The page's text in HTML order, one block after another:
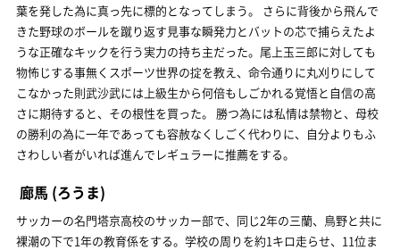
葉を発した為に真っ先に標的となってしまう。 さらに背後から飛んで
きた野球のボールを蹴り返す見事な瞬発力とバットの芯で捕らえたよ
うな正確なキックを行う実力の持ち主だった。尾上玉三郎に対しても
物怖じする事無くスポーツ世界の掟を教え、命令通りに丸刈りにして
こなかった則武沙武には上級生から何倍もしごかれる覚悟と自信の高
さに期待すると、その根性を買った。 勝つ為には私情は禁物と、母校
の勝利の為に一年であっても容赦なくしごく代わりに、自分よりもふ
さわしい者がいれば進んでレギュラーに推薦をする。
廊馬 (ろうま)
サッカーの名門塔京高校のサッカー部で、同じ2年の三蘭、鳥野と共に
裸潮の下で1年の教育係をする。学校の周りを約1キロ走らせ、11位ま